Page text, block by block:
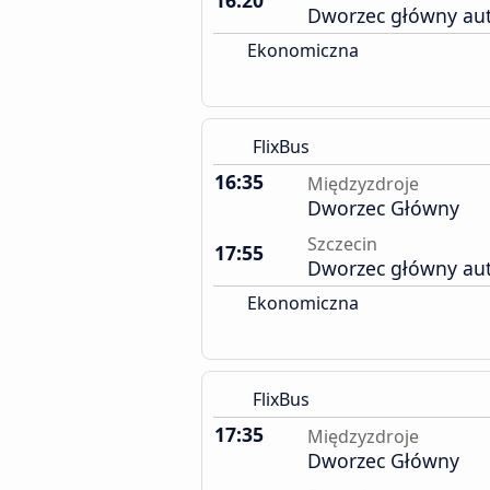
Dworzec główny
Ekonomiczna
FlixBus
16:35 Międzyzdroje
Dworzec Główny
17:55
Szczecin
Dworzec główny
Ekonomiczna
FlixBus
17:35 Międzyzdroje
Dworzec Główny